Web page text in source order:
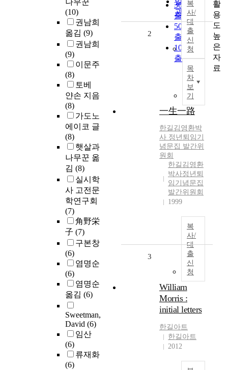
나무꾼
(10)
권남희
옮김 (9)
권남희
(9)
이문주
(8)
토베
얀손 지음
(8)
가도노
에이코 글
(8)
햇살과
나무꾼 옮
김 (8)
실시학
사 고전문
학연구회
(7)
角野栄
子 (7)
구본창
(6)
염명순
(6)
염명순
옮김 (6)
Sweetman,
David (6)
임산
(6)
류재화
(6)
관순
30개씩
출력
50개씩
출력
100개씩
출력
복
사/
대
출
신
청
목
차
보
기
2
一生一路
한길김영환박
사 정년퇴임기
념문집 발간위
원회
한길김영환
박사정년퇴
임기념문집
발간위원회
1999
복
사/
대
출
신
청
3
William
Morris :
initial letters
한길아트
한길아트
2012
활
용
도
높
은
자
료